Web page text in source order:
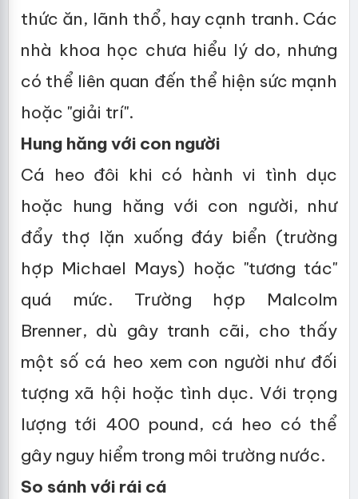
thức ăn, lãnh thổ, hay cạnh tranh. Các
nhà khoa học chưa hiểu lý do, nhưng
có thể liên quan đến thể hiện sức mạnh
hoặc "giải trí".
Hung hăng với con người
Cá heo đôi khi có hành vi tình dục
hoặc hung hăng với con người, như
đẩy thợ lặn xuống đáy biển (trường
hợp Michael Mays) hoặc "tương tác"
quá mức. Trường hợp Malcolm
Brenner, dù gây tranh cãi, cho thấy
một số cá heo xem con người như đối
tượng xã hội hoặc tình dục. Với trọng
lượng tới 400 pound, cá heo có thể
gây nguy hiểm trong môi trường nước.
So sánh với rái cá